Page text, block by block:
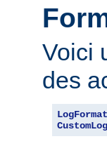
Voici
des
LogFormat
CustomLog